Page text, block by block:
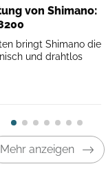
von Shimano:
bringt Shimano die
und drahtlos
Mehr anzeigen